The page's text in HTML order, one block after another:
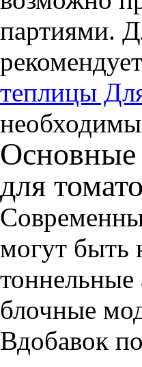
партиями.
теплицы
для
могут быть
блочные
Вдобавок